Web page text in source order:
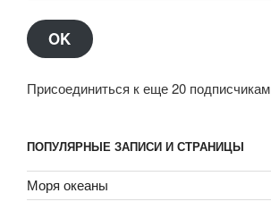
OK
Присоединиться к еще 20 подписчикам
ПОПУЛЯРНЫЕ ЗАПИСИ И СТРАНИЦЫ
Моря океаны